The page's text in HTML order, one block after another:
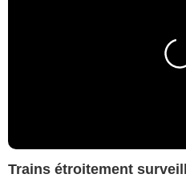
Trains étroitement